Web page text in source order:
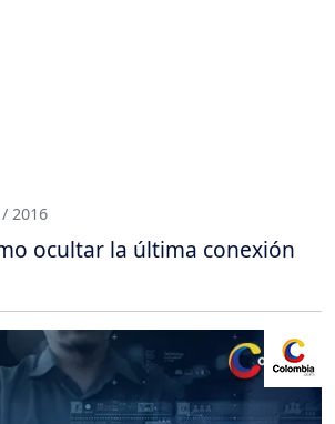
2016
ocultar la última conexión